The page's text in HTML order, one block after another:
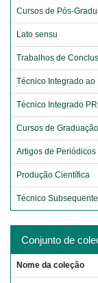
Cursos de Pós-
Lato sensu
Trabalhos de
Técnico Integrado
Técnico Integrado
Cursos de Graduação
Artigos de Periódicos
Produção Científica
Técnico Subsequente
Conjunto de
Nome da coleção